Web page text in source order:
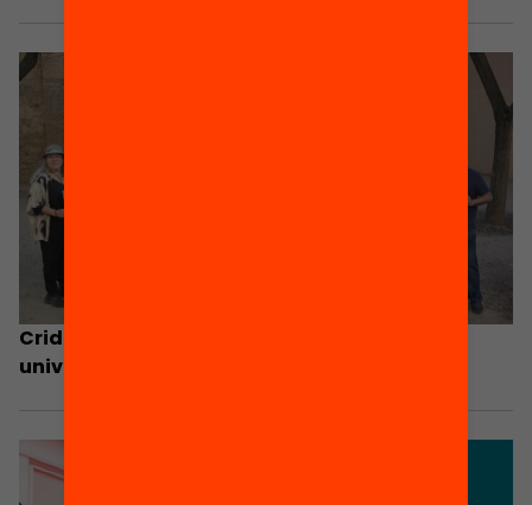
Crida transversal de la societat civil per
universalitzar el lleure a l’estiu